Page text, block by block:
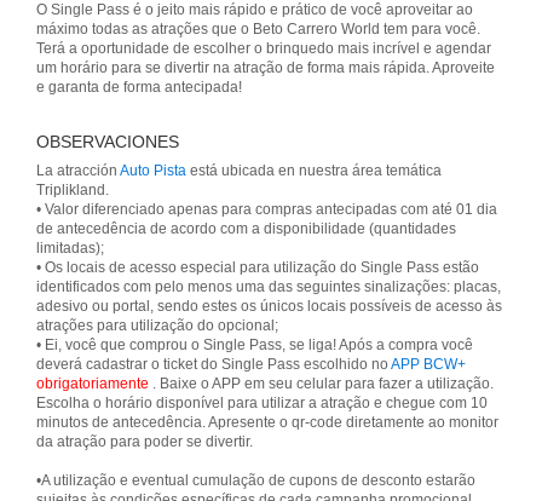
O Single Pass é o jeito mais rápido e prático de você aproveitar ao
máximo todas as atrações que o Beto Carrero World tem para você.
Terá a oportunidade de escolher o brinquedo mais incrível e agendar
um horário para se divertir na atração de forma mais rápida. Aproveite
e garanta de forma antecipada!
OBSERVACIONES
La atracción Auto Pista está ubicada en nuestra área temática
Triplikland.
• Valor diferenciado apenas para compras antecipadas com até 01 dia
de antecedência de acordo com a disponibilidade (quantidades
limitadas);
• Os locais de acesso especial para utilização do Single Pass estão
identificados com pelo menos uma das seguintes sinalizações: placas,
adesivo ou portal, sendo estes os únicos locais possíveis de acesso às
atrações para utilização do opcional;
• Ei, você que comprou o Single Pass, se liga! Após a compra você
deverá cadastrar o ticket do Single Pass escolhido no APP BCW+
obrigatoriamente . Baixe o APP em seu celular para fazer a utilização.
Escolha o horário disponível para utilizar a atração e chegue com 10
minutos de antecedência. Apresente o qr-code diretamente ao monitor
da atração para poder se divertir.
•A utilização e eventual cumulação de cupons de desconto estarão